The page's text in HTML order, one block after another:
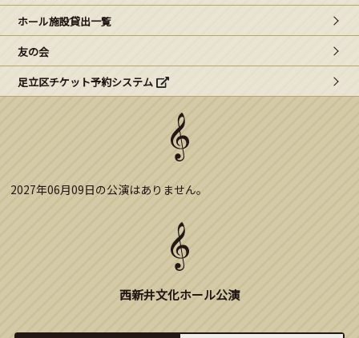
こどもみーてぃんぐ
Gがくえん
ブランドからのお知らせ
ホール施設貸出一覧
友の会
足立区チケット予約システム
2027年06月09日の公演はありません。
西新井文化ホール公演